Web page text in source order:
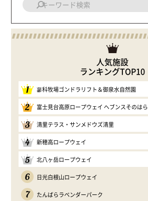
人気施設
ランキングTOP10
1 蓼科牧場ゴンドラリフト＆御泉水自然園
2 富士見台高原ロープウェイ ヘブンスそのはら
3 清里テラス・サンメドウズ清里
4 新穂高ロープウェイ
5 北八ヶ岳ロープウェイ
6 日光白根山ロープウェイ
7 たんばらラベンダーパーク